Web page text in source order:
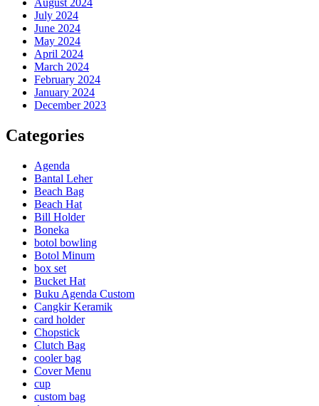
August 2024
July 2024
June 2024
May 2024
April 2024
March 2024
February 2024
January 2024
December 2023
Categories
Agenda
Bantal Leher
Beach Bag
Beach Hat
Bill Holder
Boneka
botol bowling
Botol Minum
box set
Bucket Hat
Buku Agenda Custom
Cangkir Keramik
card holder
Chopstick
Clutch Bag
cooler bag
Cover Menu
cup
custom bag